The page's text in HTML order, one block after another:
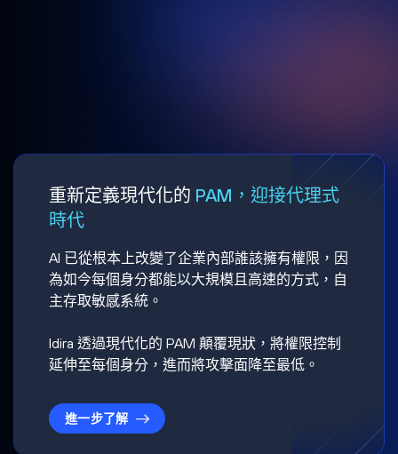
重新定義現代化的 PAM，迎接代理式
時代
AI 已從根本上改變了企業內部誰該擁有權限，因
為如今每個身分都能以大規模且高速的方式，自
主存取敏感系統。
Idira 透過現代化的 PAM 顛覆現狀，將權限控制
延伸至每個身分，進而將攻擊面降至最低。
進一步了解